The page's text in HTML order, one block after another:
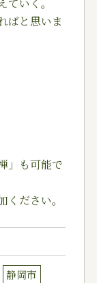
ばと思いま
」も可能で
ださい。
静岡市